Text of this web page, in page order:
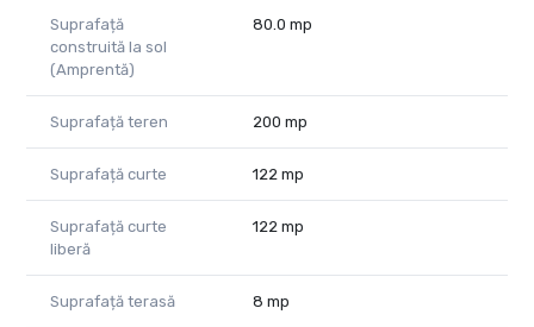
Suprafață
construită la sol
(Amprentă)
80.0 mp
Suprafață teren 200 mp
Suprafață curte 122 mp
Suprafață curte
liberă
122 mp
Suprafață terasă 8 mp